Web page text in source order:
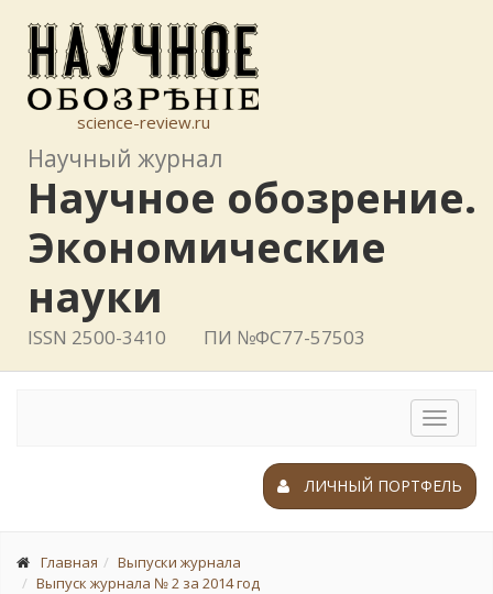
science-review.ru
Научный журнал
Научное обозрение.
Экономические
науки
ISSN 2500-3410 ПИ №ФС77-57503
Toggle
ЛИЧНЫЙ ПОРТФЕЛЬ
Главная
Выпуски журнала
Выпуск журнала № 2 за 2014 год